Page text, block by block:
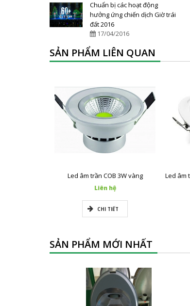
Chuẩn bị các hoạt động
hưởng ứng chiến dịch Giờ trái
đất 2016
17/04/2016
SẢN PHẨM LIÊN QUAN
Led âm trần COB 3W vàng
Liên hệ
CHI TIẾT
SẢN PHẨM MỚI NHẤT